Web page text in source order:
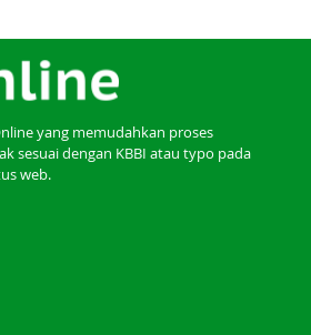
yang memudahkan proses
sesuai dengan KBBI atau typo pada
web.